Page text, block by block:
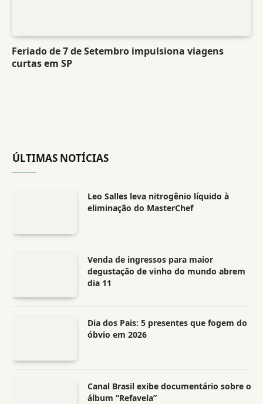
Feriado de 7 de Setembro impulsiona viagens
curtas em SP
ÚLTIMAS NOTÍCIAS
Leo Salles leva nitrogênio líquido à
eliminação do MasterChef
Venda de ingressos para maior
degustação de vinho do mundo abrem
dia 11
Dia dos Pais: 5 presentes que fogem do
óbvio em 2026
Canal Brasil exibe documentário sobre o
álbum “Refavela”